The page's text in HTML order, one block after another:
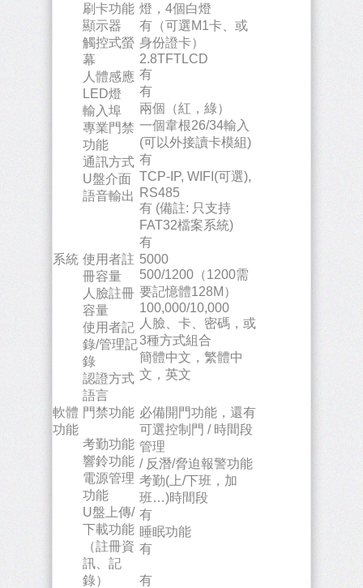
刷卡功能
顯示器
觸控式螢
幕
人體感應
LED燈
輸入埠
專業門禁
功能
通訊方式
U盤介面
語音輸出
燈，4個白燈
有（可選M1卡、或
身份證卡）
2.8TFTLCD
有
有
兩個（紅，綠）
一個韋根26/34輸入
(可以外接讀卡模組)
有
TCP-IP, WIFI(可選),
RS485
有 (備註: 只支持
FAT32檔案系統)
有
系統 使用者註
冊容量
人臉註冊
容量
使用者記
錄/管理記
錄
認證方式
語言
5000
500/1200（1200需
要記憶體128M）
100,000/10,000
人臉、卡、密碼，或
3種方式組合
簡體中文，繁體中
文，英文
軟體
功能
門禁功能
考勤功能
響鈴功能
電源管理
功能
U盤上傳/
下載功能
（註冊資
訊、記
錄）
必備開門功能，還有
可選控制門 / 時間段
管理
/ 反潛/脅迫報警功能
考勤(上/下班，加
班…)時間段
有
睡眠功能
有
有